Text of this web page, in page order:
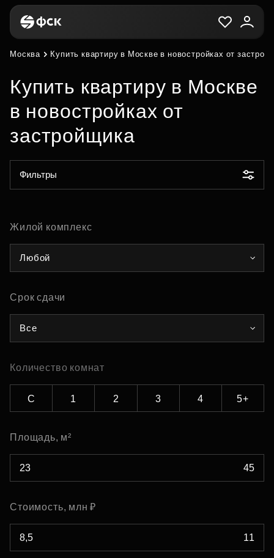
Москва Купить квартиру в Москве в новостройках от
Купить квартиру в Москве
в новостройках от
застройщика
Фильтры
Жилой комплекс
Любой
Срок сдачи
Все
Количество комнат
С 1 2 3 4 5+
Площадь, м²
Стоимость, млн ₽